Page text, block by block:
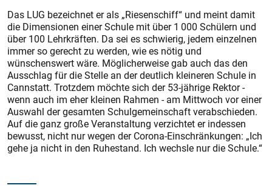
Das LUG bezeichnet er als „Riesenschiff“ und meint damit
die Dimensionen einer Schule mit über 1 000 Schülern und
über 100 Lehrkräften. Da sei es schwierig, jedem einzelnen
immer so gerecht zu werden, wie es nötig und
wünschenswert wäre. Möglicherweise gab auch das den
Ausschlag für die Stelle an der deutlich kleineren Schule in
Cannstatt. Trotzdem möchte sich der 53-jährige Rektor -
wenn auch im eher kleinen Rahmen - am Mittwoch vor einer
Auswahl der gesamten Schulgemeinschaft verabschieden.
Auf die ganz große Veranstaltung verzichtet er indessen
bewusst, nicht nur wegen der Corona-Einschränkungen: „Ich
gehe ja nicht in den Ruhestand. Ich wechsle nur die Schule.“